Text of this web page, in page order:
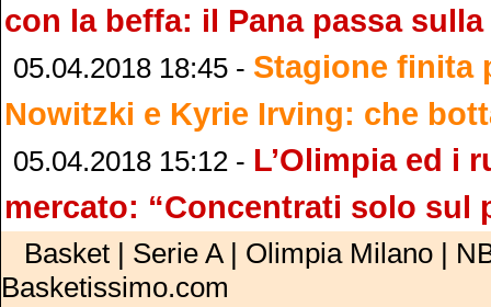
con la beffa: il Pana passa
05.04.2018 18:45 - Stagione finita
Nowitzki e Kyrie Irving: che
05.04.2018 15:12 - L’Olimpia ed i
mercato: “Concentrati solo sul
Basket | Serie A | Olimpia Milano |
Basketissimo.com